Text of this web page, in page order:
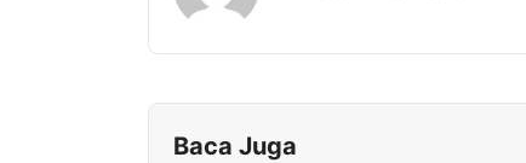
Baca Juga